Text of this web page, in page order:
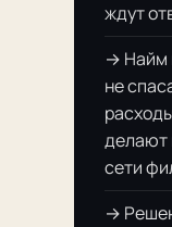
ждут
→ Найм
не
делают
сети
→